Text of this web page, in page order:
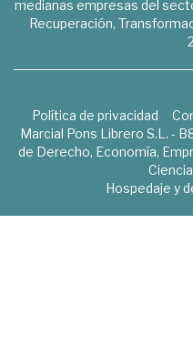
medianas empresas del
Recuperación,
Política de privacidad
Marcial Pons Librero S.L. -
de Derecho, Economía,
Hospedaje y